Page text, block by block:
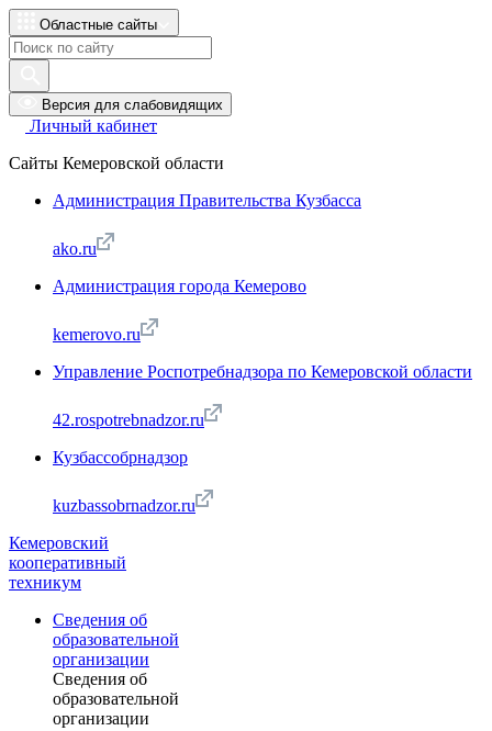
Областные сайты
Версия для слабовидящих
Личный кабинет
Сайты Кемеровской области
Администрация Правительства Кузбасса
ako.ru
Администрация города Кемерово
kemerovo.ru
Управление Роспотребнадзора по Кемеровской области
42.rospotrebnadzor.ru
Кузбассобрнадзор
kuzbassobrnadzor.ru
Кемеровский
кооперативный
техникум
Сведения об
образовательной
организации
Сведения об
образовательной
организации